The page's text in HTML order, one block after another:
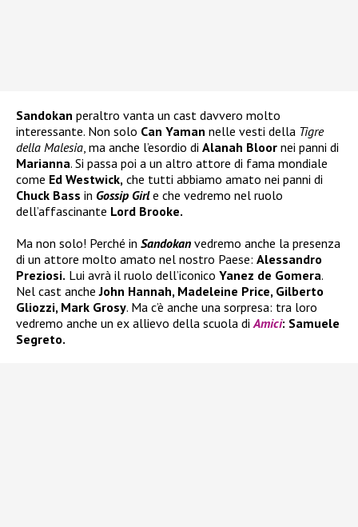
Sandokan peraltro vanta un cast davvero molto
interessante. Non solo Can Yaman nelle vesti della Tigre
della Malesia, ma anche l’esordio di Alanah Bloor nei panni di
Marianna. Si passa poi a un altro attore di fama mondiale
come Ed Westwick, che tutti abbiamo amato nei panni di
Chuck Bass in Gossip Girle che vedremo nel ruolo
dell’affascinante Lord Brooke.
Ma non solo! Perché in Sandokan vedremo anche la presenza
di un attore molto amato nel nostro Paese: Alessandro
Preziosi. Lui avrà il ruolo dell’iconico Yanez de Gomera.
Nel cast ancheJohn Hannah, Madeleine Price, Gilberto
Gliozzi, Mark Grosy. Ma c’è anche una sorpresa: tra loro
vedremo anche un ex allievo della scuola diAmici: Samuele
Segreto.